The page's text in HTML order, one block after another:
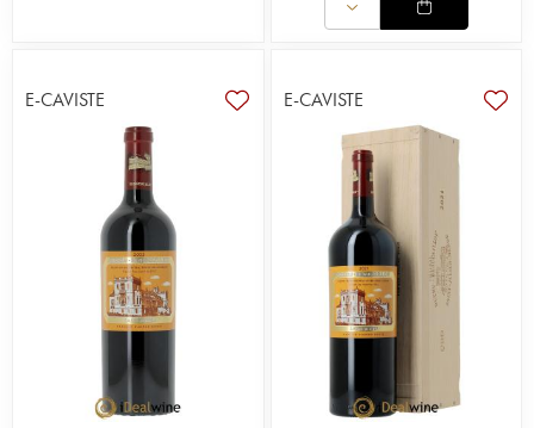
E-CAVISTE E-CAVISTE